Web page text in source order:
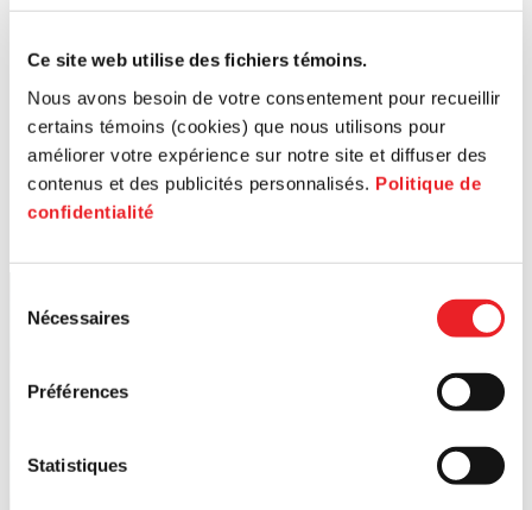
Ce site web utilise des fichiers témoins.
Nous avons besoin de votre consentement pour recueillir
certains témoins (cookies) que nous utilisons pour
améliorer votre expérience sur notre site et diffuser des
contenus et des publicités personnalisés. Politique de
confidentialité
Nécessaires
Préférences
Statistiques